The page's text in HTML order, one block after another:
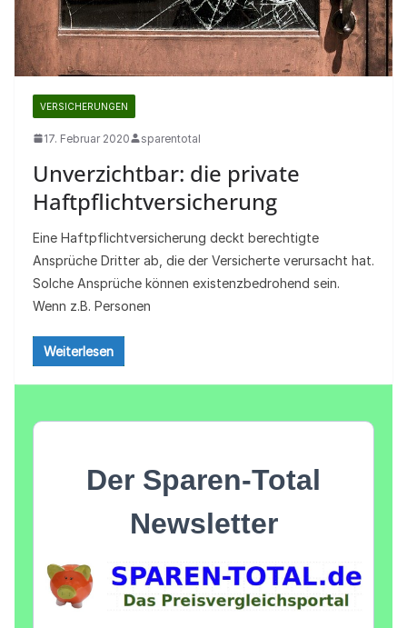
VERSICHERUNGEN
17. Februar 2020 sparentotal
Unverzichtbar: die private
Haftpflichtversicherung
Eine Haftpflichtversicherung deckt berechtigte
Ansprüche Dritter ab, die der Versicherte verursacht hat.
Solche Ansprüche können existenzbedrohend sein.
Wenn z.B. Personen
Weiterlesen